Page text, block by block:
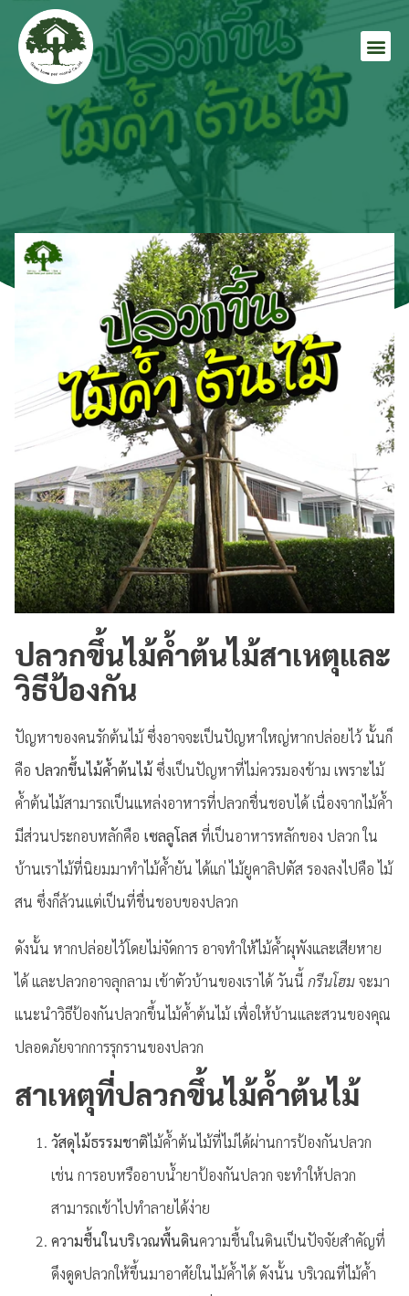
ปลวกขึ้นไม้ค้ำต้นไม้สาเหตุและ
วิธีป้องกัน
ปัญหาของคนรักต้นไม้ ซึ่งอาจจะเป็นปัญหาใหญ่หากปล่อยไว้ นั้นก็
คือ ปลวกขึ้นไม้ค้ำต้นไม้ ซึ่งเป็นปัญหาที่ไม่ควรมองข้าม เพราะไม้
ค้ำต้นไม้สามารถเป็นแหล่งอาหารที่ปลวกชื่นชอบได้ เนื่องจากไม้ค้ำ
มีส่วนประกอบหลักคือ เซลลูโลส ที่เป็นอาหารหลักของ ปลวก ใน
บ้านเราไม้ที่นิยมมาทำไม้ค้ำยัน ได้แก่ ไม้ยูคาลิปตัส รองลงไปคือ ไม้
สน ซึ่งก็ล้วนแต่เป็นที่ชื่นชอบของปลวก
ดังนั้น หากปล่อยไว้โดยไม่จัดการ อาจทำให้ไม้ค้ำผุพังและเสียหาย
ได้ และปลวกอาจลุกลาม เข้าตัวบ้านของเราได้ วันนี้ กรีนโฮมจะมา
แนะนำวิธีป้องกันปลวกขึ้นไม้ค้ำต้นไม้ เพื่อให้บ้านและสวนของคุณ
ปลอดภัยจากการรุกรานของปลวก
สาเหตุที่ปลวกขึ้นไม้ค้ำต้นไม้
วัสดุไม้ธรรมชาติไม้ค้ำต้นไม้ที่ไม่ได้ผ่านการป้องกันปลวก
เช่น การอบหรืออาบน้ำยาป้องกันปลวก จะทำให้ปลวก
สามารถเข้าไปทำลายได้ง่าย
ความชื้นในบริเวณพื้นดินความชื้นในดินเป็นปัจจัยสำคัญที่
ดึงดูดปลวกให้ขึ้นมาอาศัยในไม้ค้ำได้ ดังนั้น บริเวณที่ไม้ค้ำ